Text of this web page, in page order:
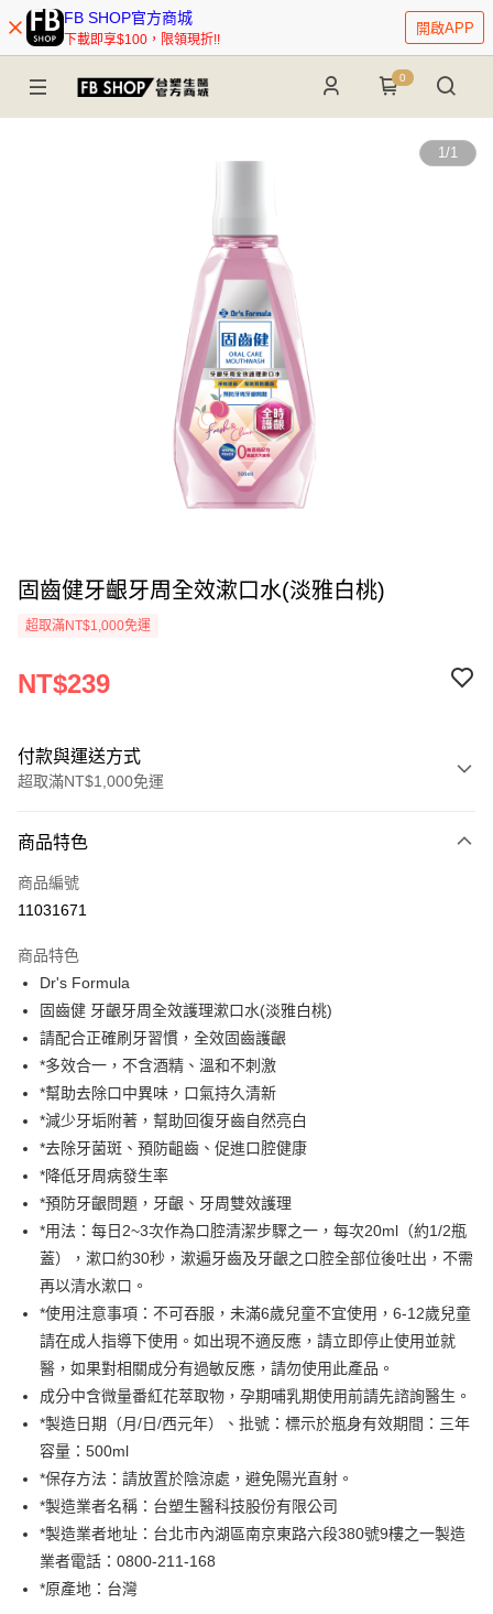
FB SHOP官方商城
下載即享$100，限領現折!!
開啟APP
0
1/1
固齒健牙齦牙周全效漱口水(淡雅白桃)
超取滿NT$1,000免運
NT$239
付款與運送方式
超取滿NT$1,000免運
信用卡一次付款
信用卡分期付款
合作金庫商業銀行
華南商業銀行
上海商業儲蓄銀行
台北富邦商業銀行
國泰世華商業銀行
兆豐國際商業銀行
臺灣中小企業銀行
台中商業銀行
匯豐（台灣）商業銀行
華泰商業銀行
聯邦商業銀行
遠東國際商業銀行
元大商業銀行
永豐商業銀行
玉山商業銀行
星展（台灣）商業銀行
台新國際商業銀行
台灣樂天信用卡公司
LINE Pay
Apple Pay
街口支付
Google Pay
【大哥付你分期使用說明】
1.本服務由台灣大哥大提供，台灣大哥大用戶可立即使用無須另外申請。
2.付款方式選擇「大哥付你分期」，訂單成立後會自動跳轉到大哥付的交易
成交易。
3.實際核准額度、可分期數及費用金額請依後續交易確認頁面所載為準。
4.訂單成立30分鐘內，如未前往確認交易或遇審核未通過，訂單將自動取
消。如遇「轉專審核」未通過狀況，表示未達大哥付你分期系統評分，恕無
法說明評估內容。
【繳款方式說明】
1.分期款項不併入電信帳單，「大哥付你分期」於每月結算日後寄送繳費提
醒簡訊。
2.透過簡訊連結打開帳單後，可選擇「超商條碼／台灣大直營門市／銀行轉
帳／街口支付／iPASS MONEY」等通路繳費。
【注意事項】
1.本服務係由「台灣大哥大股份有限公司」（以下簡稱本公司）所提供，讓
AFTEE先享後付
相關說明
【關於「AFTEE先享後付」】
AFTEE先享後付是「在收到商品之後才付款」的支付方式。 讓您購物簡單
便利好安心！
１．簡單：不需註冊會員、不需綁卡、不需儲值。
２．便利：只要手機號碼，簡訊認證，即可結帳。
【「AFTEE先享後付」結帳流程】
１．於結帳方式選擇「AFTEE先享後付」後，將跳轉至「AFTEE先享後付」
結帳頁面，進行簡訊認證並確認金額後，即可完成結帳。
２．訂單成立數日內，您將收到繳費通知簡訊。
３．收到繳費通知簡訊後14天內，點擊此簡訊中的連結，可透過四大超商／
※ 請注意：結帳手續完成當下不需立刻繳費，但若您需要取消訂單，請聯絡
Hami Point
相關說明
「Hami Point」為中華電信所提供之點數服務，可於會員專區綁定中華電信
會員帳號後，即可在購物車使用 Hami Point 折抵消費金額 (1點等於1元)。
ATM付款
貨到付款
運送方式
全家取貨付款
每筆NT$90，滿NT$1,000(含以上)免運費
商品特色
商品編號
11031671
商品特色
Dr's Formula
固齒健 牙齦牙周全效護理漱口水(淡雅白桃)
請配合正確刷牙習慣，全效固齒護齦
*多效合一，不含酒精、溫和不刺激
*幫助去除口中異味，口氣持久清新
*減少牙垢附著，幫助回復牙齒自然亮白
*去除牙菌斑、預防齟齒、促進口腔健康
*降低牙周病發生率
*預防牙齦問題，牙齦、牙周雙效護理
*用法：每日2~3次作為口腔清潔步驟之一，每次20ml（約1/2瓶
蓋），漱口約30秒，漱遍牙齒及牙齦之口腔全部位後吐出，不需
再以清水漱口。
*使用注意事項：不可吞服，未滿6歲兒童不宜使用，6-12歲兒童
請在成人指導下使用。如出現不適反應，請立即停止使用並就
醫，如果對相關成分有過敏反應，請勿使用此產品。
成分中含微量番紅花萃取物，孕期哺乳期使用前請先諮詢醫生。
*製造日期（月/日/西元年）、批號：標示於瓶身有效期間：三年
容量：500ml
*保存方法：請放置於陰涼處，避免陽光直射。
*製造業者名稱：台塑生醫科技股份有限公司
*製造業者地址：台北市內湖區南京東路六段380號9樓之一製造
業者電話：0800-211-168
*原產地：台灣